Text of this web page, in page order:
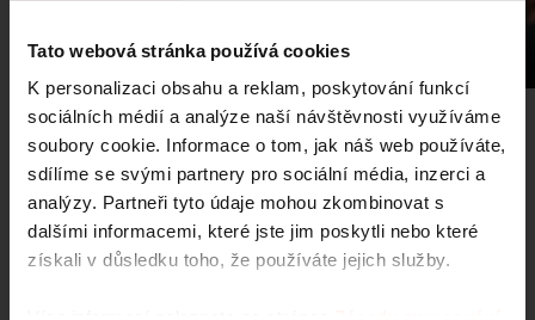
Tato webová stránka používá cookies
K personalizaci obsahu a reklam, poskytování funkcí
sociálních médií a analýze naší návštěvnosti využíváme
soubory cookie. Informace o tom, jak náš web používáte,
sdílíme se svými partnery pro sociální média, inzerci a
analýzy. Partneři tyto údaje mohou zkombinovat s
dalšími informacemi, které jste jim poskytli nebo které
získali v důsledku toho, že používáte jejich služby.
Předchozí